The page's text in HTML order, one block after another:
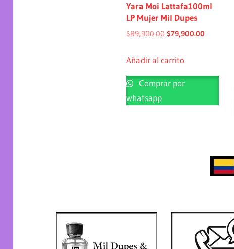
Yara Moi Lattafa100ml
LP Mujer Mil Dupes
$89,900.00 $79,900.00
Añadir al carrito
Comprar por
whatsapp